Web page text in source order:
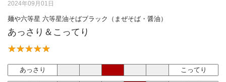
2024年09月01日
麺や六等星 六等星油そばブラック（まぜそば・醤油）
あっさり＆こってり
あっさり こってり